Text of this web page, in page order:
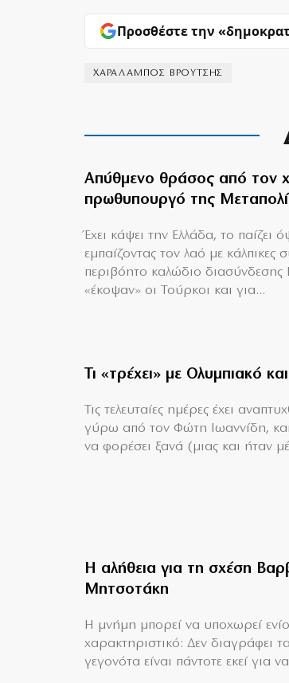
Προσθέστε την
ΧΑΡΑΛΑΜΠΟΣ ΒΡΟΥΤΣΗΣ
Απύθμενο θράσος από τον
πρωθυπουργό της
Έχει κάψει την Ελλάδα, το παίζει
εμπαίζοντας τον λαό με κάλπικες
περιβόητο καλώδιο
«έκοψαν» οι Τούρκοι και για...
Τι «τρέχει» με Ολυμπιακό
Τις τελευταίες ημέρες έχει
γύρω από τον Φώτη Ιωαννίδη,
να φορέσει ξανά (μιας και ήταν
Η αλήθεια για τη σχέση
Μητσοτάκη
H μνήμη μπορεί να υποχωρεί
χαρακτηριστικό: Δεν διαγράφει
γεγονότα είναι πάντοτε εκεί για